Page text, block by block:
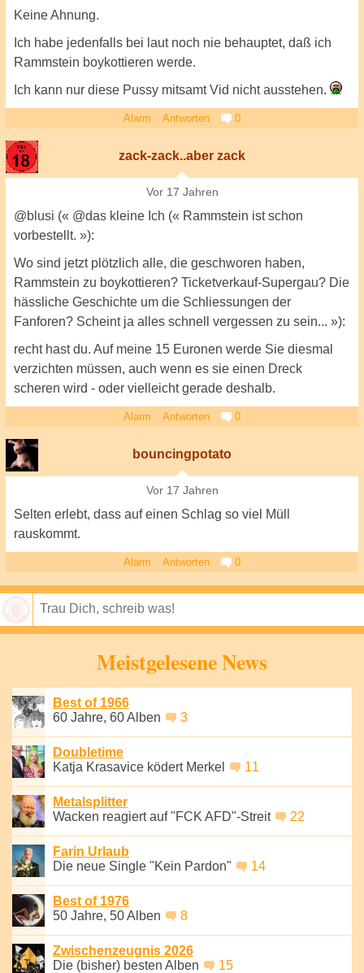
Keine Ahnung.
Ich habe jedenfalls bei laut noch nie behauptet, daß ich
Rammstein boykottieren werde.
Ich kann nur diese Pussy mitsamt Vid nicht ausstehen.
Alarm Antworten 0
zack-zack..aber zack
Vor 17 Jahren
@blusi (« @das kleine Ich (« Rammstein ist schon
vorbestellt. »):
Wo sind jetzt plötzlich alle, die geschworen haben,
Rammstein zu boykottieren? Ticketverkauf-Supergau? Die
hässliche Geschichte um die Schliessungen der
Fanforen? Scheint ja alles schnell vergessen zu sein... »):
recht hast du. Auf meine 15 Euronen werde Sie diesmal
verzichten müssen, auch wenn es sie einen Dreck
scheren wird - oder vielleicht gerade deshalb.
Alarm Antworten 0
bouncingpotato
Vor 17 Jahren
Selten erlebt, dass auf einen Schlag so viel Müll
rauskommt.
Alarm Antworten 0
Meistgelesene News
Best of 1966
60 Jahre, 60 Alben
3
Doubletime
Katja Krasavice ködert Merkel
11
Metalsplitter
Wacken reagiert auf "FCK AFD"-Streit
22
Farin Urlaub
Die neue Single "Kein Pardon"
14
Best of 1976
50 Jahre, 50 Alben
8
Zwischenzeugnis 2026
Die (bisher) besten Alben
15